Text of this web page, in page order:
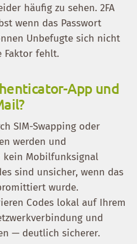
häufig zu sehen. 2FA
wenn das Passwort
Unbefugte sich nicht
Faktor fehlt.
App und
SIM-Swapping oder
werden und
Mobilfunksignal
sind unsicher, wenn das
wurde.
Codes lokal auf Ihrem
und
— deutlich sicherer.